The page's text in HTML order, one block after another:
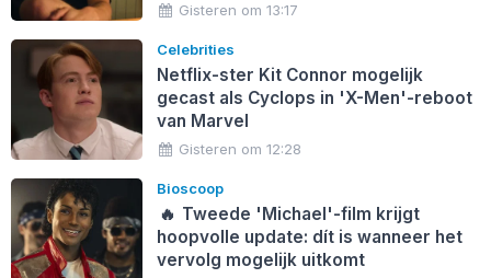
Gisteren om 13:17
Celebrities
Netflix-ster Kit Connor mogelijk
gecast als Cyclops in 'X-Men'-reboot
van Marvel
Gisteren om 12:28
Bioscoop
🔥 Tweede 'Michael'-film krijgt
hoopvolle update: dít is wanneer het
vervolg mogelijk uitkomt